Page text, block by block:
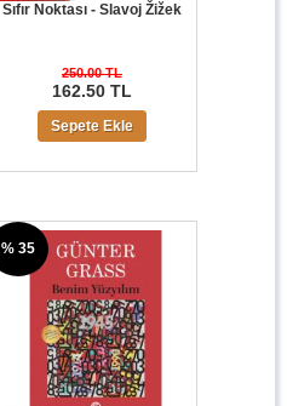
Sıfır Noktası - Slavoj Žižek
250.00 TL
162.50 TL
Sepete Ekle
% 35